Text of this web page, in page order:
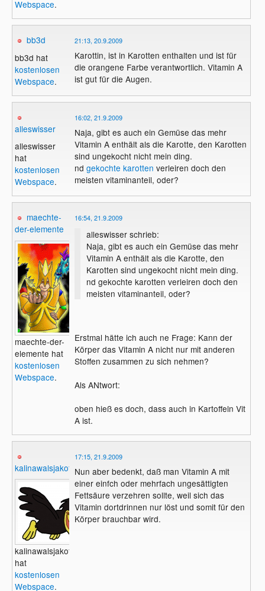
Webspace.
bb3d
bb3d hat
kostenlosen
Webspace.
21:13, 20.9.2009
Karottin, ist in Karotten enthalten und ist für
die orangene Farbe verantwortlich. Vitamin A
ist gut für die Augen.
alleswisser
alleswisser
hat
kostenlosen
Webspace.
16:02, 21.9.2009
Naja, gibt es auch ein Gemüse das mehr
Vitamin A enthält als die Karotte, den Karotten
sind ungekocht nicht mein ding.
nd gekochte karotten verleiren doch den
meisten vitaminanteil, oder?
maechte-
der-elemente
maechte-der-
elemente hat
kostenlosen
Webspace.
16:54, 21.9.2009
alleswisser schrieb:
Naja, gibt es auch ein Gemüse das mehr
Vitamin A enthält als die Karotte, den
Karotten sind ungekocht nicht mein ding.
nd gekochte karotten verleiren doch den
meisten vitaminanteil, oder?
Erstmal hätte ich auch ne Frage: Kann der
Körper das Vitamin A nicht nur mit anderen
Stoffen zusammen zu sich nehmen?
Als ANtwort:
oben hieß es doch, dass auch in Kartoffeln Vit
A ist.
kalinawalsjakoff
kalinawalsjakoff
hat
kostenlosen
Webspace.
17:15, 21.9.2009
Nun aber bedenkt, daß man Vitamin A mit
einer einfch oder mehrfach ungesättigten
Fettsäure verzehren sollte, weil sich das
Vitamin dortdrinnen nur löst und somit für den
Körper brauchbar wird.